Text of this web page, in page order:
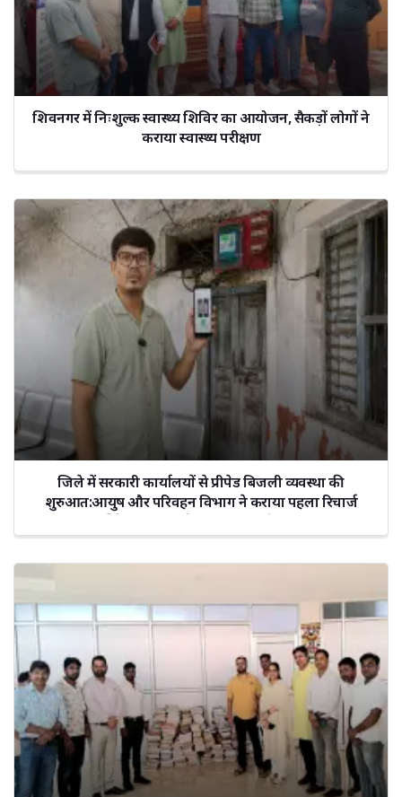
शिवनगर में निःशुल्क स्वास्थ्य शिविर का आयोजन, सैकड़ों लोगों ने
कराया स्वास्थ्य परीक्षण
जिले में सरकारी कार्यालयों से प्रीपेड बिजली व्यवस्था की
शुरुआत:आयुष और परिवहन विभाग ने कराया पहला रिचार्ज